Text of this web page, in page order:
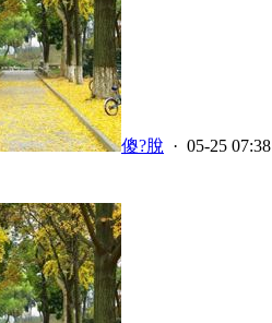
傻?脫 · 05-25 07:38